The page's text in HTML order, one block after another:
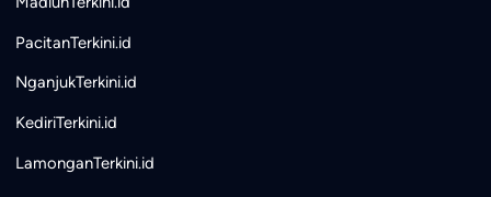
PacitanTerkini.id
NganjukTerkini.id
KediriTerkini.id
LamonganTerkini.id